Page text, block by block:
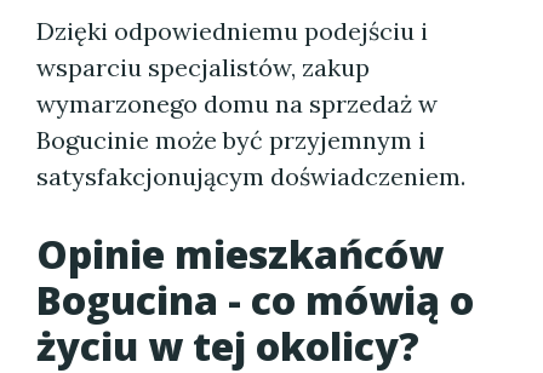
Dzięki odpowiedniemu podejściu i
wsparciu specjalistów, zakup
wymarzonego domu na sprzedaż w
Bogucinie może być przyjemnym i
satysfakcjonującym doświadczeniem.
Opinie mieszkańców
Bogucina - co mówią o
życiu w tej okolicy?